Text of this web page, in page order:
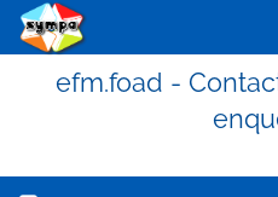
efm.foad -